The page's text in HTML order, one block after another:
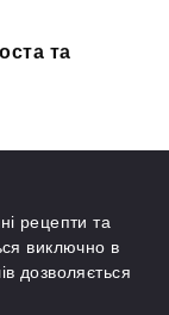
та
рецепти та
виключно в
дозволяється